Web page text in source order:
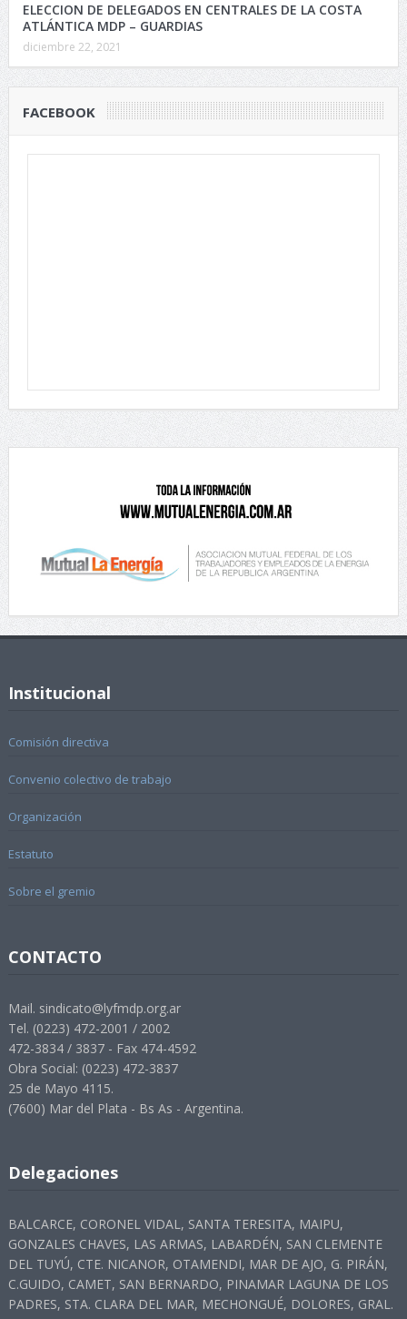
ELECCION DE DELEGADOS EN CENTRALES DE LA COSTA
ATLÁNTICA MDP – GUARDIAS
diciembre 22, 2021
FACEBOOK
Institucional
Comisión directiva
Convenio colectivo de trabajo
Organización
Estatuto
Sobre el gremio
CONTACTO
Mail. sindicato@lyfmdp.org.ar
Tel. (0223) 472-2001 / 2002
472-3834 / 3837 - Fax 474-4592
Obra Social: (0223) 472-3837
25 de Mayo 4115.
(7600) Mar del Plata - Bs As - Argentina.
Delegaciones
BALCARCE, CORONEL VIDAL, SANTA TERESITA, MAIPU,
GONZALES CHAVES, LAS ARMAS, LABARDÉN, SAN CLEMENTE
DEL TUYÚ, CTE. NICANOR, OTAMENDI, MAR DE AJO, G. PIRÁN,
C.GUIDO, CAMET, SAN BERNARDO, PINAMAR LAGUNA DE LOS
PADRES, STA. CLARA DEL MAR, MECHONGUÉ, DOLORES, GRAL.